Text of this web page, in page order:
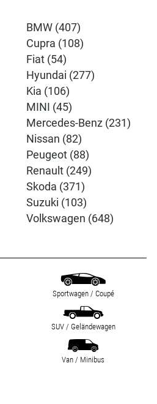
BMW (407)
Cupra (108)
Fiat (54)
Hyundai (277)
Kia (106)
MINI (45)
Mercedes-Benz (231)
Nissan (82)
Peugeot (88)
Renault (249)
Skoda (371)
Suzuki (103)
Volkswagen (648)
Sportwagen / Coupé
SUV / Geländewagen
Van / Minibus